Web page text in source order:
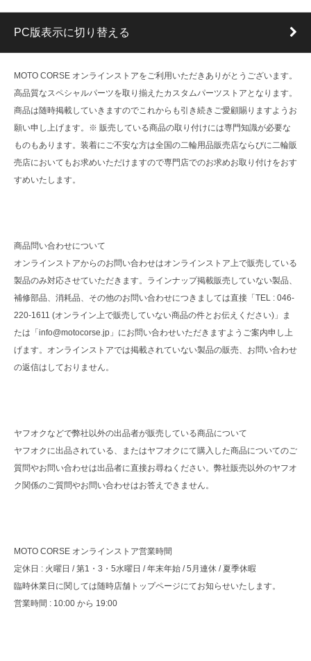
PC版表示に切り替える
MOTO CORSE オンラインストアをご利用いただきありがとうございます。
高品質なスペシャルパーツを取り揃えたカスタムパーツストアとなります。
商品は随時掲載していきますのでこれからも引き続きご愛顧賜りますようお
願い申し上げます。※ 販売している商品の取り付けには専門知識が必要な
ものもあります。装着にご不安な方は全国の二輪用品販売店ならびに二輪販
売店においてもお求めいただけますので専門店でのお求めお取り付けをおす
すめいたします。
商品問い合わせについて
オンラインストアからのお問い合わせはオンラインストア上で販売している
製品のみ対応させていただきます。ラインナップ掲載販売していない製品、
補修部品、消耗品、その他のお問い合わせにつきましては直接「TEL : 046-
220-1611 (オンライン上で販売していない商品の件とお伝えください)」ま
たは「info@motocorse.jp」にお問い合わせいただきますようご案内申し上
げます。オンラインストアでは掲載されていない製品の販売、お問い合わせ
の返信はしておりません。
ヤフオクなどで弊社以外の出品者が販売している商品について
ヤフオクに出品されている、またはヤフオクにて購入した商品についてのご
質問やお問い合わせは出品者に直接お尋ねください。弊社販売以外のヤフオ
ク関係のご質問やお問い合わせはお答えできません。
MOTO CORSE オンラインストア営業時間
定休日 : 火曜日 / 第1・3・5水曜日 / 年末年始 / 5月連休 / 夏季休暇
臨時休業日に関しては随時店舗トップページにてお知らせいたします。
営業時間 : 10:00 から 19:00